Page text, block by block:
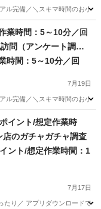
ル完備／＼スキマ時間のお小
業時間：5～10分／回
問（アンケート調
酬あり
時間：5～10分／回
7月19日
ル完備／＼スキマ時間のお小
イント/想定作業時
店のガチャガチャ調査
ント/想定作業時間：1
7月17日
り／ アプリダウンロードで